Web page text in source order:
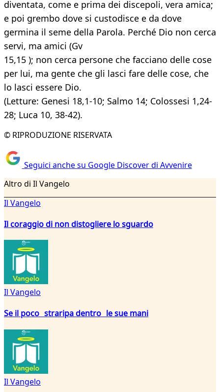
diventata, come e prima dei discepoli, vera amica;
e poi grembo dove si custodisce e da dove
germina il seme della Parola. Perché Dio non cerca
servi, ma amici (Gv
15,15 ); non cerca persone che facciano delle cose
per lui, ma gente che gli lasci fare delle cose, che
lo lasci essere Dio.
(Letture: Genesi 18,1-10; Salmo 14; Colossesi 1,24-
28; Luca 10, 38-42).
© RIPRODUZIONE RISERVATA
Seguici anche su Google Discover di Avvenire
Altro di Il Vangelo
Il Vangelo
Il coraggio di non distogliere lo sguardo
Il Vangelo
Se il poco straripa dentro le sue mani
Il Vangelo